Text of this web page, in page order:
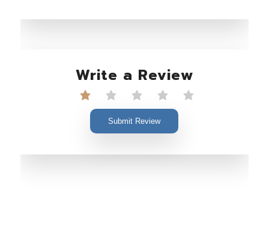
Write a Review
Submit Review